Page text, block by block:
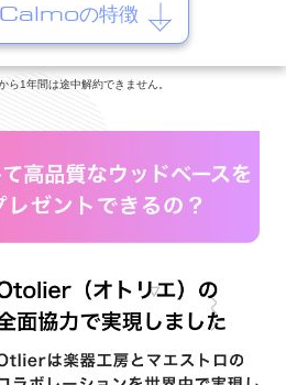
の特徴
ら1年間は途中解約できません。